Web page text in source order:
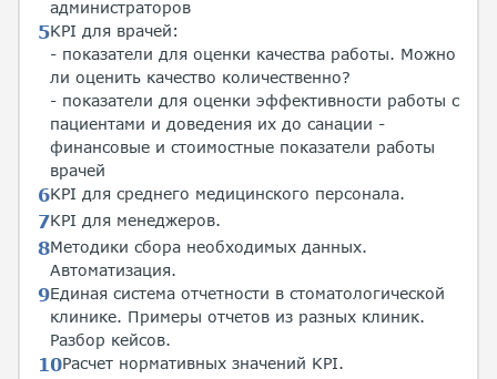
администраторов
KPI для врачей:
- показатели для оценки качества работы. Можно
ли оценить качество количественно?
- показатели для оценки эффективности работы с
пациентами и доведения их до санации -
финансовые и стоимостные показатели работы
врачей
KPI для среднего медицинского персонала.
KPI для менеджеров.
Методики сбора необходимых данных.
Автоматизация.
Единая система отчетности в стоматологической
клинике. Примеры отчетов из разных клиник.
Разбор кейсов.
Расчет нормативных значений KPI.